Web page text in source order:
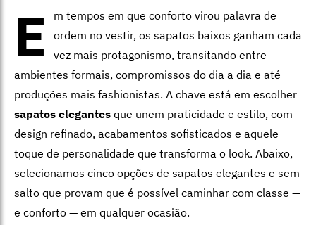
E
m tempos em que conforto virou palavra de
ordem no vestir, os sapatos baixos ganham cada
vez mais protagonismo, transitando entre
ambientes formais, compromissos do dia a dia e até
produções mais fashionistas. A chave está em escolher
sapatos elegantes que unem praticidade e estilo, com
design refinado, acabamentos sofisticados e aquele
toque de personalidade que transforma o look. Abaixo,
selecionamos cinco opções de sapatos elegantes e sem
salto que provam que é possível caminhar com classe —
e conforto — em qualquer ocasião.